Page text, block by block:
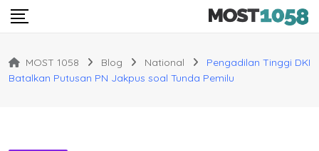
Skip
MOST 1058 Blog National
Pengadilan Tinggi DKI
Batalkan Putusan PN Jakpus soal Tunda Pemilu